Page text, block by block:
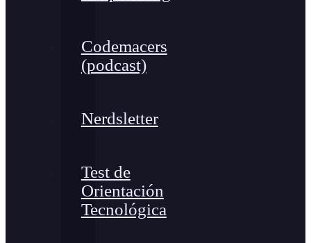
Codemacers
(podcast)
Nerdsletter
Test de
Orientación
Tecnológica